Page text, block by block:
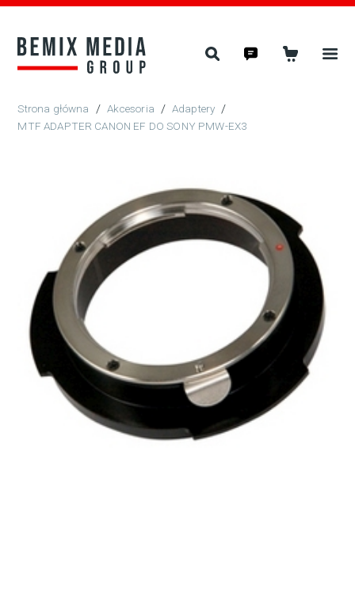
/ Akcesoria / Adaptery /
MTF ADAPTER CANON EF DO SONY PMW-EX3